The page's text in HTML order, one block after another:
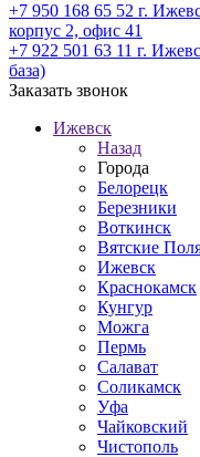
+7 950 168 65 52 г.
корпус 2, офис 41
+7 922 501 63 11 г.
база)
Заказать звонок
Ижевск
Назад
Города
Белорецк
Березники
Воткинск
Вятские
Ижевск
Краснокамск
Кунгур
Можга
Пермь
Салават
Соликамск
Уфа
Чайковский
Чистополь